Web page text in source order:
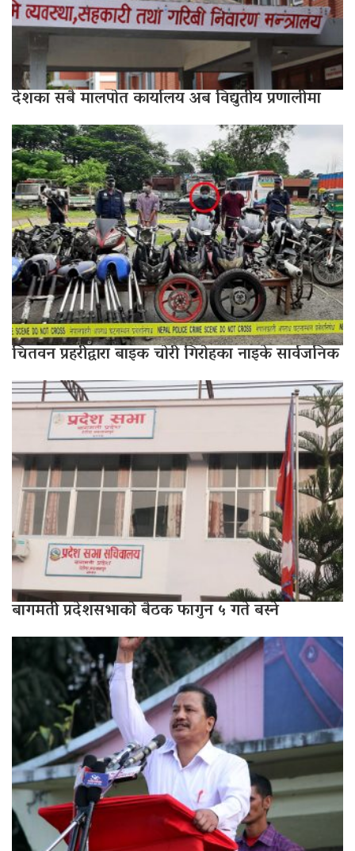
देशका सबै मालपोत कार्यालय अब विद्युतीय प्रणालीमा
चितवन प्रहरीद्वारा बाइक चोरी गिरोहका नाइके सार्वजनिक
बागमती प्रदेशसभाको बैठक फागुन ५ गते बस्ने